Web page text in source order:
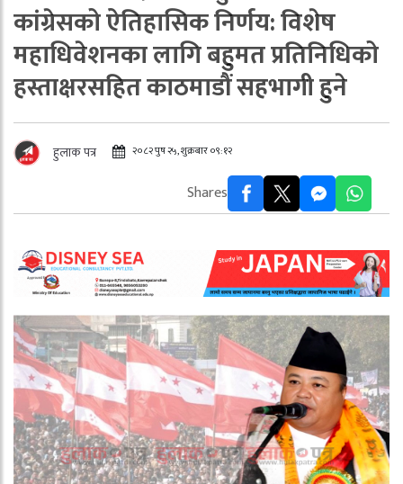
कांग्रेसको ऐतिहासिक निर्णय: विशेष
महाधिवेशनका लागि बहुमत प्रतिनिधिको
हस्ताक्षरसहित काठमाडौं सहभागी हुने
हुलाक पत्र २०८२ पुष २५, शुक्रबार ०९:१२
Shares